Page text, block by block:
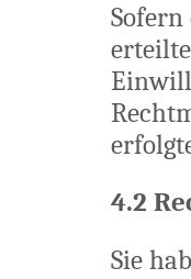
4.2
Sie